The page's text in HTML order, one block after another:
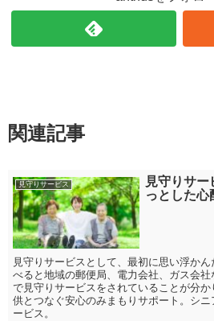
関連記事
見守りサービス
見守りサー
っとした心
見守りサービスとして、最初に思い浮か
べると地域の郵便局、電力会社、ガス会
で見守りサービスをされていることが分
供とつなぐ安心のみまもりサポート。シ
ービス。